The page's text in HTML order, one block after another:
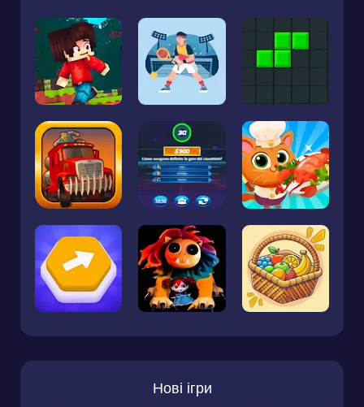
Нові ігри